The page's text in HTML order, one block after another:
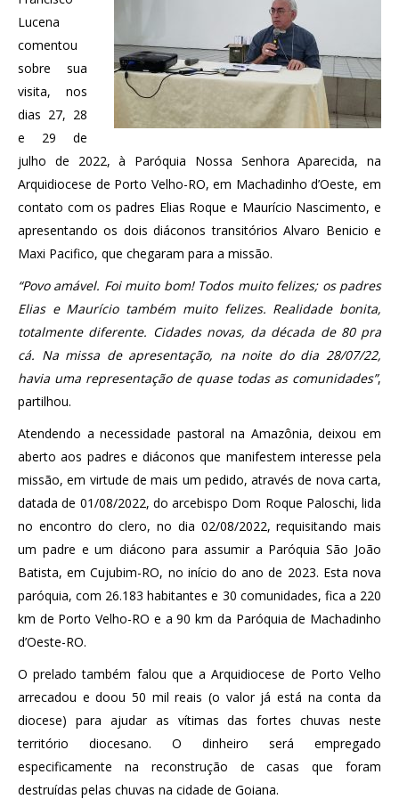
Lucena
comentou
sobre sua
visita, nos
dias 27, 28
e 29 de
julho de 2022, à Paróquia Nossa Senhora Aparecida, na
Arquidiocese de Porto Velho-RO, em Machadinho d’Oeste, em
contato com os padres Elias Roque e Maurício Nascimento, e
apresentando os dois diáconos transitórios Alvaro Benicio e
Maxi Pacifico, que chegaram para a missão.
“Povo amável. Foi muito bom! Todos muito felizes; os padres
Elias e Maurício também muito felizes. Realidade bonita,
totalmente diferente. Cidades novas, da década de 80 pra
cá. Na missa de apresentação, na noite do dia 28/07/22,
havia uma representação de quase todas as comunidades”,
partilhou.
Atendendo a necessidade pastoral na Amazônia, deixou em
aberto aos padres e diáconos que manifestem interesse pela
missão, em virtude de mais um pedido, através de nova carta,
datada de 01/08/2022, do arcebispo Dom Roque Paloschi, lida
no encontro do clero, no dia 02/08/2022, requisitando mais
um padre e um diácono para assumir a Paróquia São João
Batista, em Cujubim-RO, no início do ano de 2023. Esta nova
paróquia, com 26.183 habitantes e 30 comunidades, fica a 220
km de Porto Velho-RO e a 90 km da Paróquia de Machadinho
d’Oeste-RO.
O prelado também falou que a Arquidiocese de Porto Velho
arrecadou e doou 50 mil reais (o valor já está na conta da
diocese) para ajudar as vítimas das fortes chuvas neste
território diocesano. O dinheiro será empregado
especificamente na reconstrução de casas que foram
destruídas pelas chuvas na cidade de Goiana.